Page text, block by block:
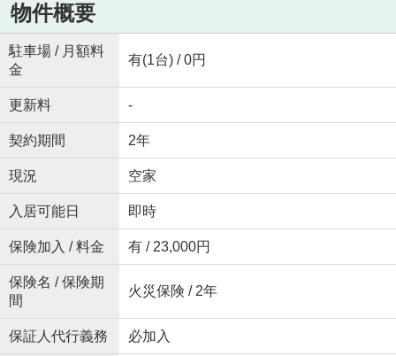
物件概要
駐車場 / 月額料
金
有(1台) / 0円
更新料 -
契約期間 2年
現況 空家
入居可能日 即時
保険加入 / 料金 有 / 23,000円
保険名 / 保険期
間
火災保険 / 2年
保証人代行義務 必加入